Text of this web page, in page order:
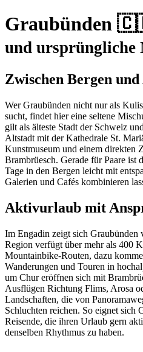
Graubünden
und ursprüngliche
Zwischen Bergen
Wer Graubünden nicht nur als
sucht, findet hier eine seltene
gilt als älteste Stadt der Schweiz
Altstadt mit der Kathedrale St.
Kunstmuseum und einem direkten
Brambrüesch. Gerade für Paare ist
Tage in den Bergen leicht mit
Galerien und Cafés kombinieren
Aktivurlaub mit
Im Engadin zeigt sich Graubünden
Region verfügt über mehr als 400
Mountainbike-Routen, dazu
Wanderungen und Touren in
um Chur eröffnen sich mit
Ausflügen Richtung Flims, Arosa
Landschaften, die von
Schluchten reichen. So eignet sich
Reisende, die ihren Urlaub gern
denselben Rhythmus zu haben.